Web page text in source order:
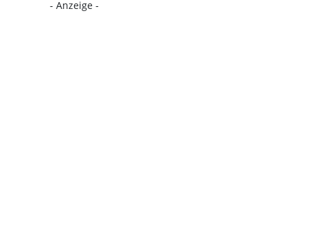
- Anzeige -